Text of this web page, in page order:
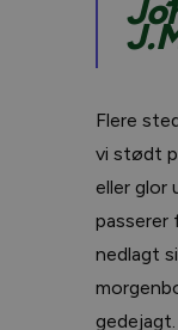
Flere
vi stødt
eller glor
passerer
nedlagt